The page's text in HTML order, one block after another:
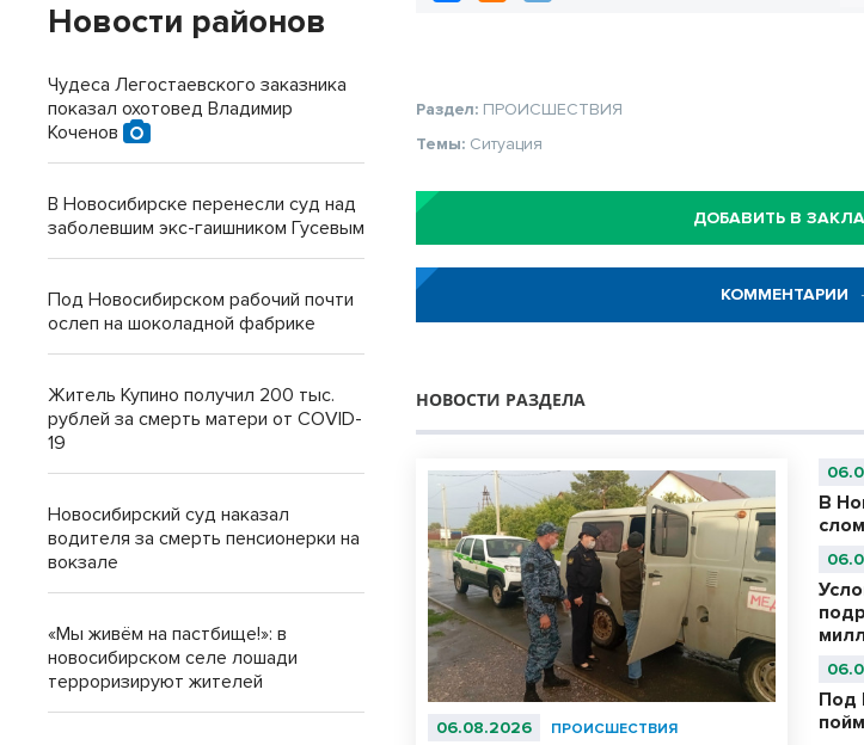
Раздел: ПРОИСШЕСТВИЯ
Темы: Ситуация
ДОБАВИТЬ В
КОММЕНТАРИИ
НОВОСТИ РАЗДЕЛА
06.08.2026 ПРОИСШЕСТВИЯ
В
Под
Новости районов
Чудеса Легостаевского заказника
показал охотовед Владимир
Коченов
В Новосибирске перенесли суд над
заболевшим экс-гаишником Гусевым
Под Новосибирском рабочий почти
ослеп на шоколадной фабрике
Житель Купино получил 200 тыс.
рублей за смерть матери от COVID-
19
Новосибирский суд наказал
водителя за смерть пенсионерки на
вокзале
«Мы живём на пастбище!»: в
новосибирском селе лошади
терроризируют жителей